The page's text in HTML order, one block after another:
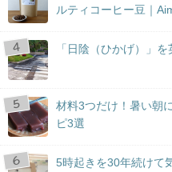
ルティコーヒー豆｜
「日陰（ひかげ）」
材料3つだけ！暑い朝
ピ3選
5時起きを30年続けて